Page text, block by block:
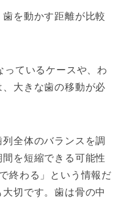
を動かす距離が比較
ているケースや、わ
大きな歯の移動が必
全体のバランスを調
を短縮できる可能性
終わる」という情報だ
切です。歯は骨の中